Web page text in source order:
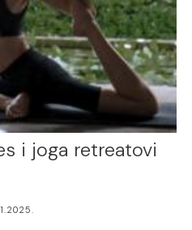
i joga retreatovi